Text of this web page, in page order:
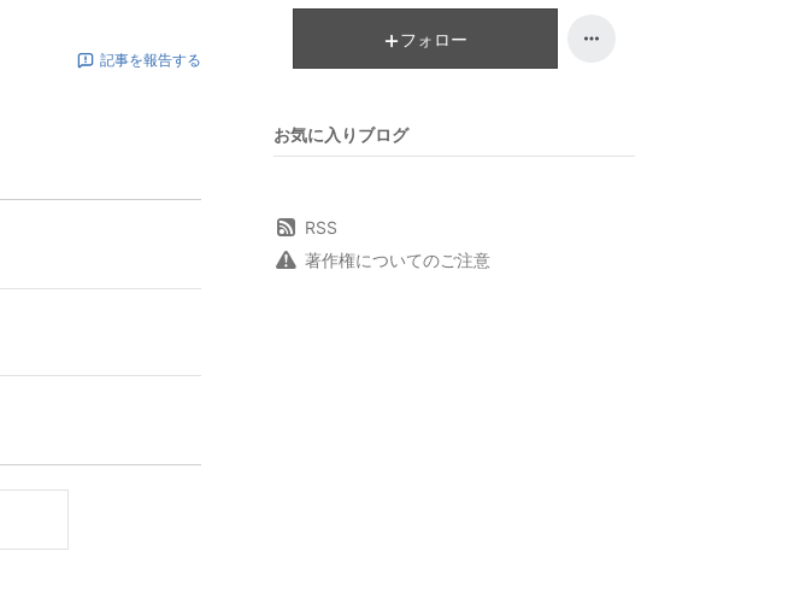
記事を報告する
フォロー
お気に入りブログ
RSS
著作権についてのご注意